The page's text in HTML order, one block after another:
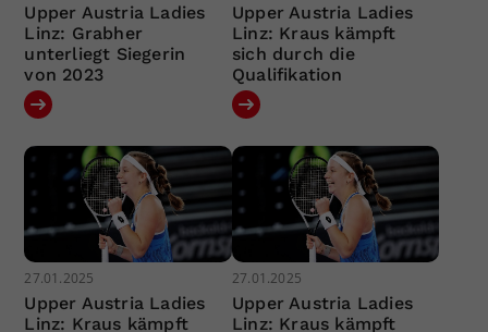
Upper Austria Ladies
Linz: Grabher
unterliegt Siegerin
von 2023
Upper Austria Ladies
Linz: Kraus kämpft
sich durch die
Qualifikation
27.01.2025
Upper Austria Ladies
Linz: Kraus kämpft
27.01.2025
Upper Austria Ladies
Linz: Kraus kämpft